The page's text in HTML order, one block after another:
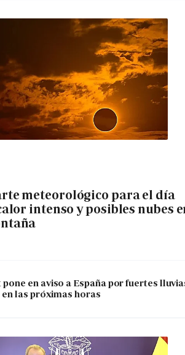
meteorológico para el día
intenso y posibles nubes
pone en aviso a España por fuertes
las próximas horas